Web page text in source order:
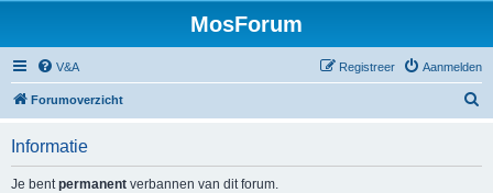
MosForum
V&A Aanmelden
Registreer
Forumoverzicht
Informatie
Je bentpermanent verbannen van dit forum.